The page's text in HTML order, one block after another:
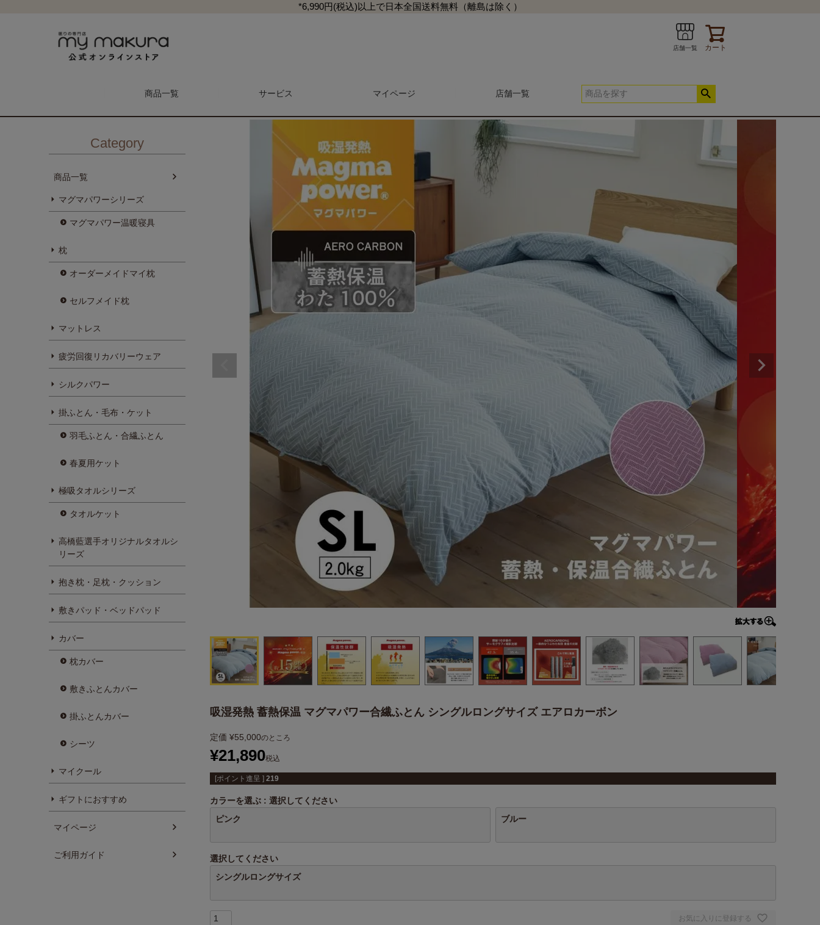
*6,990円(税込)以上で日本全国送料無料（離島は除く）
店舗一覧 カート
商品一覧 サービス
メンテナンス予約 マイ枕マガジン 商品レビュー一覧 お問い合わせ
マイページ 店舗一覧
検索
Category
商品一覧
マグマパワーシリーズ
マグマパワー温暖寝具
枕
オーダーメイドマイ枕
セルフメイド枕
マットレス
疲労回復リカバリーウェア
シルクパワー
掛ふとん・毛布・ケット
羽毛ふとん・合繊ふとん
春夏用ケット
極吸タオルシリーズ
タオルケット
高橋藍選手オリジナルタオルシ
リーズ
抱き枕・足枕・クッション
敷きパッド・ベッドパッド
カバー
枕カバー
敷きふとんカバー
掛ふとんカバー
シーツ
マイクール
ギフトにおすすめ
マイページ
ご利用ガイド
吸湿発熱 蓄熱保温 マグマパワー合繊ふとん シングルロングサイズ エアロカーボン
定価 ¥55,000のところ
¥21,890税込
[ポイント進呈 ] 219
カラーを選ぶ
選択してください
ピンク
ブルー
選択してください
シングルロングサイズ
お気に入りに登録する